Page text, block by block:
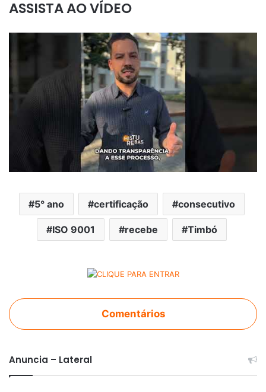
ASSISTA AO VÍDEO
5° ano certificação consecutivo
ISO 9001 recebe Timbó
Comentários
Anuncia – Lateral